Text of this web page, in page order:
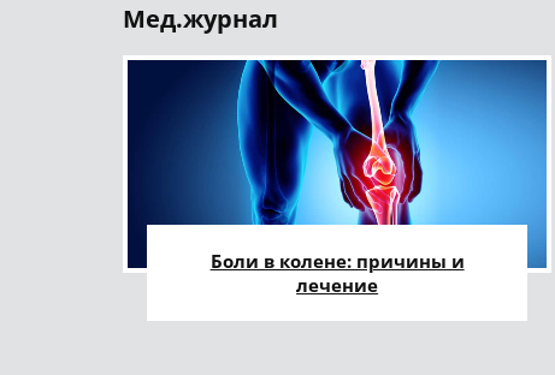
Мед.журнал
Боли в колене: причины и
лечение